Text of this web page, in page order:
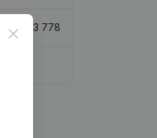
13 778
Close